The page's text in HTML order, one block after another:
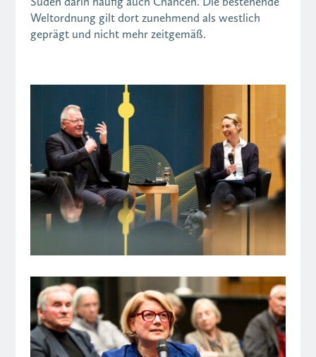
Weltordnung gilt dort zunehmend als westlich
geprägt und nicht mehr zeitgemäß.